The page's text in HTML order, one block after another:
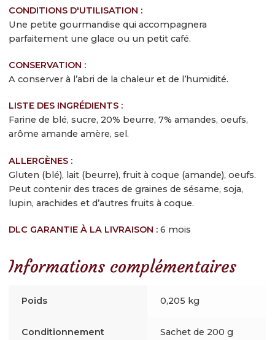
Actualités
Contactez-nous
Inscrivez-vous à notre newsletter gourmande
HANSI
CONDITIONS D'UTILISATION :
Une petite gourmandise qui accompagnera
parfaitement une glace ou un petit café.
CONSERVATION :
A conserver à l’abri de la chaleur et de l’humidité.
LISTE DES INGRÉDIENTS :
Farine de blé, sucre, 20% beurre, 7% amandes, oeufs,
arôme amande amère, sel.
ALLERGÈNES :
Gluten (blé), lait (beurre), fruit à coque (amande), oeufs.
Peut contenir des traces de graines de sésame, soja,
lupin, arachides et d’autres fruits à coque.
DLC GARANTIE À LA LIVRAISON : 6 mois
Informations complémentaires
Poids 0,205 kg
Conditionnement Sachet de 200 g